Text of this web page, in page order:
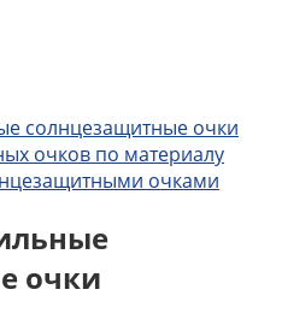
солнцезащитные очки
очков по материалу
очками
очки